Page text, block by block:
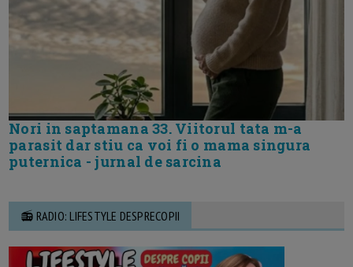
Nori in saptamana 33. Viitorul tata m-a
parasit dar stiu ca voi fi o mama singura
puternica - jurnal de sarcina
📻 RADIO: LIFESTYLE DESPRECOPII